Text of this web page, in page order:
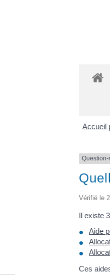
Accueil
Question-
Vérifié le
Il existe
Aide
Ces